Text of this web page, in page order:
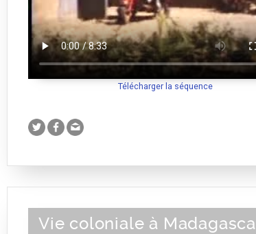
Télécharger la séquence
Vie coloniale à